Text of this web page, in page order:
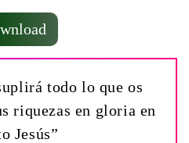
todo lo que os
riquezas en gloria en
Jesús”